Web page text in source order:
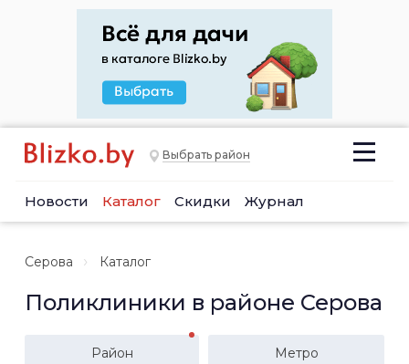
Выбрать район
Новости Каталог Скидки Журнал
Серова Каталог
Поликлиники в районе Серова
Район Метро